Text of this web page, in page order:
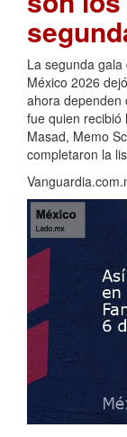
La segunda
México 2026
ahora dependen
fue quien recibió
Masad, Memo
completaron la